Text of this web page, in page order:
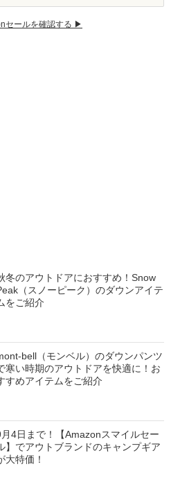
セールを確認する ▶︎
冬のアウトドアにおすすめ！Snow
（スノーピーク）のダウンアイテ
をご紹介
bell（モンベル）のダウンパンツ
寒い時期のアウトドアを快適に！お
すめアイテムをご紹介
4日まで！【Amazonスマイルセー
】でアウトブランドのキャンプギア
大特価！